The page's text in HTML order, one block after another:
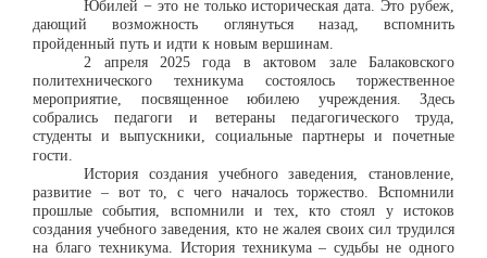
Юбилей − это не только историческая дата. Это рубеж,
дающий возможность оглянуться назад, вспомнить
пройденный путь и идти к новым вершинам.
2 апреля 2025 года в актовом зале Балаковского
политехнического техникума состоялось торжественное
мероприятие, посвященное юбилею учреждения. Здесь
собрались педагоги и ветераны педагогического труда,
студенты и выпускники, социальные партнеры и почетные
гости.
История создания учебного заведения, становление,
развитие – вот то, с чего началось торжество. Вспомнили
прошлые события, вспомнили и тех, кто стоял у истоков
создания учебного заведения, кто не жалея своих сил трудился
на благо техникума. История техникума – судьбы не одного